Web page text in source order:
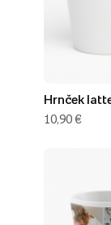
Hrnček
10,90 €